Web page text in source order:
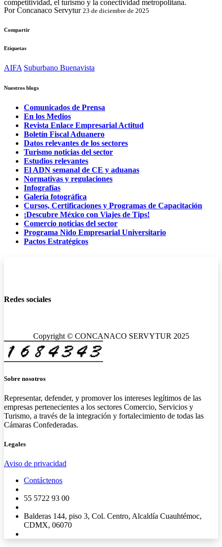
Por Concanaco Servytur 23 de diciembre de 2025
Compartir
Etiquetas
AIFA Suburbano Buenavista
Nuestros blogs
Comunicados de Prensa
En los Medios
Revista Enlace Empresarial Actitud
Boletín Fiscal Aduanero
Datos relevantes de los sectores
Turismo noticias del sector
Estudios relevantes
El ADN semanal de CE y aduanas
Normativas y regulaciones
Infografías
Galería fotográfica
Cursos, Certificaciones y Programas de Capacitación
¡Descubre México con Viajes de Tips!
Comercio noticias del sector
Programa Nido Empresarial Universitario
Pactos Estratégicos
Redes sociales
Copyright © CONCANACO SERVYTUR 2025
Sobre nosotros
Representar, defender, y promover los intereses legítimos de las
empresas pertenecientes a los sectores Comercio, Servicios y
Turismo, a través de la integración y fortalecimiento de todas las
Cámaras Confederadas.
Legales
Aviso de privacidad
Contáctenos
55 5722 93 00
Balderas 144, piso 3, Col. Centro, Alcaldía Cuauhtémoc,
CDMX, 06070